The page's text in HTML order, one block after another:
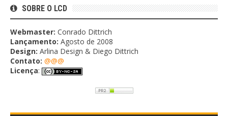
SOBRE O LCD
Webmaster: Conrado Dittrich
Lançamento: Agosto de 2008
Design: Arlina Design & Diego Dittrich
Contato: @@@
Licença: